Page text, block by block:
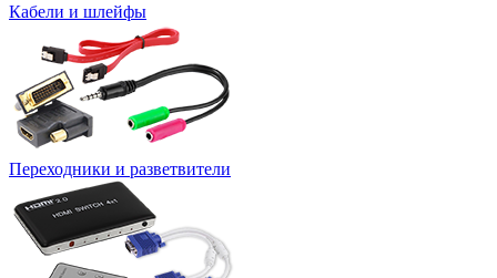
Кабели и шлейфы
Переходники и разветвители